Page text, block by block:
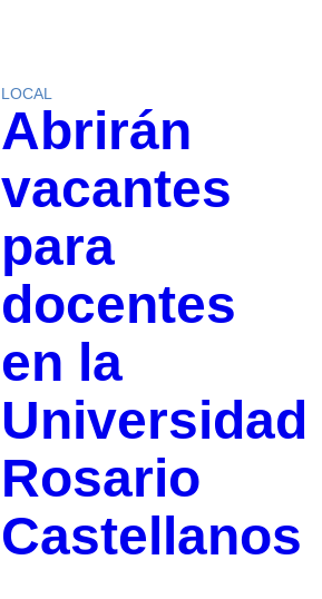
LOCAL
Abrirán
vacantes
para
docentes
en la
Universidad
Rosario
Castellanos